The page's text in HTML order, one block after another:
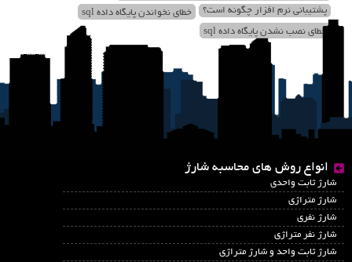
پشتیبانی نرم افزار چگونه است؟
خطای نخواندن پایگاه داده sql
خطای نصب نشدن پایگاه داده sql
انواع روش های محاسبه شارژ
شارژ ثابت واحدی
شارژ متراژی
شارژ نفری
شارژ نفر متراژی
شارژ ثابت واحد و شارژ متراژی